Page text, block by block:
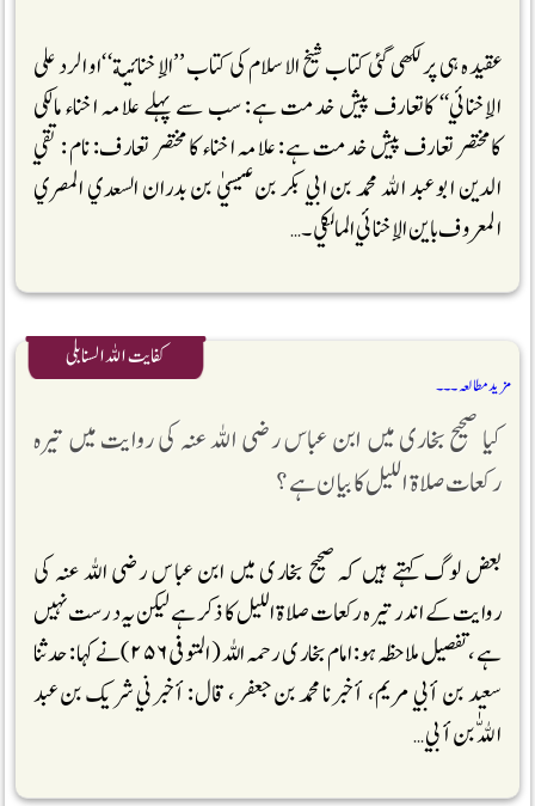
عقیدہ ہی پر لکھی گئی کتاب شیخ الاسلام کی کتاب ’’الإخنائية‘‘او الرد على
الإخنائي‘‘ کاتعارف پیش خدمت ہے: سب سے پہلے علامہ اخناء مالکی
کامختصر تعارف پیش خدمت ہے: علامہ اخناء کا مختصر تعارف: نام : تقي
الدين ابو عبد الله محمد بن ابي بكر بن عيسيٰ بن بدران السعدي المصري
المعروف باين الإخنائي المالكي۔ …
کفایت اللہ السنابلی
کیا صحیح بخاری میں ابن عباس رضی اللہ عنہ کی روایت میں تیرہ
رکعات صلاۃ اللیل کا بیان ہے؟
بعض لوگ کہتے ہیں کہ صحیح بخاری میں ابن عباس رضی اللہ عنہ کی
روایت کے اندر تیرہ رکعات صلاۃ اللیل کا ذکر ہے لیکن یہ درست نہیں
ہے ،تفصیل ملاحظہ ہو: امام بخاری رحمہ اللہ (المتوفی۲۵۶)نے کہا: حدثنا
سعيد بن أبي مريم، أخبرنا محمد بن جعفر، قال: أخبرني شريك بن عبد
اللّٰه بن أبي …
مزید مطالعہ ۔۔۔